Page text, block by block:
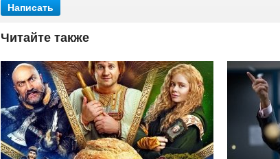
Читайте также